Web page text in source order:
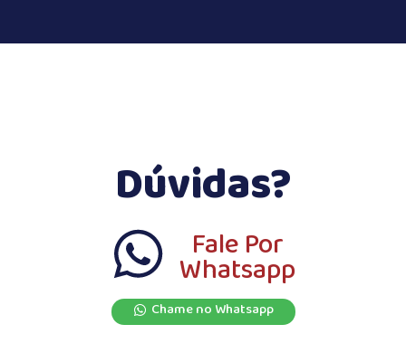
Dúvidas?
Fale Por
Whatsapp
Chame no Whatsapp